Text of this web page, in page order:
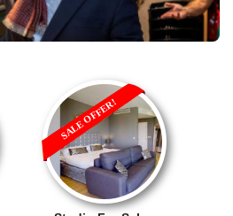
SALE OFFER!